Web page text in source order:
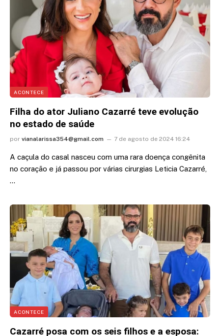
ACONTECE
Filha do ator Juliano Cazarré teve evolução
no estado de saúde
por vianalarissa354@gmail.com 7 de agosto de 2024 16:24
A caçula do casal nasceu com uma rara doença congênita
no coração e já passou por várias cirurgias Leticia Cazarré,
…
ACONTECE
Cazarré posa com os seis filhos e a esposa: